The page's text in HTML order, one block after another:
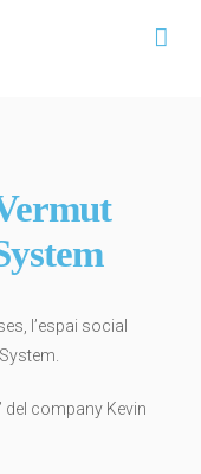
l’espai social
del company Kevin